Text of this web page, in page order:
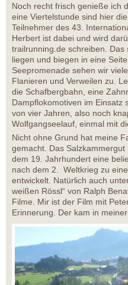
Noch recht frisch genieße ich
eine Viertelstunde sind hier
Teilnehmer des 43.
Herbert ist dabei und wird
trailrunning.de schreiben.
liegen und biegen in eine
Seepromenade sehen wir
Flanieren und Verweilen zu.
die Schafbergbahn, eine
Dampflokomotiven im Einsatz
von vier Jahren, also noch
Wolfgangseelauf, einmal mit
Nicht ohne Grund hat meine
gemacht. Das
dem 19. Jahrhundert eine
nach dem 2. Weltkrieg zu
entwickelt. Natürlich auch
weißen Rössl“ von Ralph
Filme. Mir ist der Film mit
Erinnerung. Der kam in